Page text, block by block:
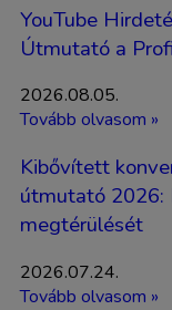
YouTube
Útmutató a
2026.08.05.
Tovább olvasom »
Kibővített
útmutató 2026:
megtérülését
2026.07.24.
Tovább olvasom »